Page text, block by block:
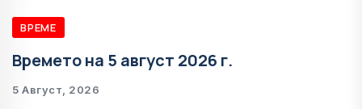
ВРЕМЕ
Времето на 5 август 2026 г.
5 Август, 2026